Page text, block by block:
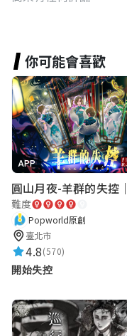
你可能會喜歡
APP
難度
Popworld原創
臺北市
4.8(570)
開始失控